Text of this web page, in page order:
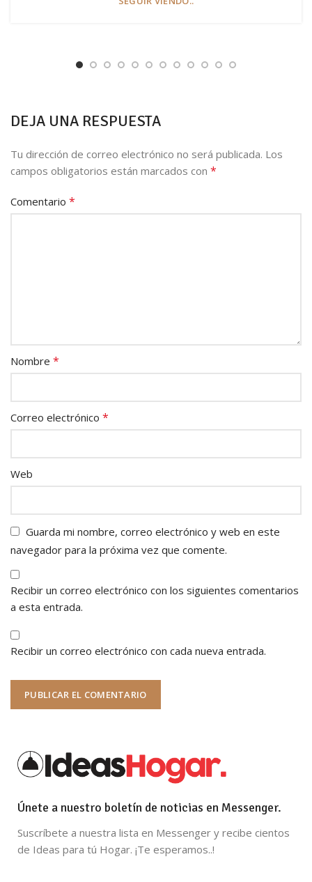
DEJA UNA RESPUESTA
Tu dirección de correo electrónico no será publicada. Los
campos obligatorios están marcados con *
Comentario *
Nombre *
Correo electrónico *
Web
Guarda mi nombre, correo electrónico y web en este
navegador para la próxima vez que comente.
Recibir un correo electrónico con los siguientes comentarios
a esta entrada.
Recibir un correo electrónico con cada nueva entrada.
Únete a nuestro boletín de noticias en Messenger.
Suscríbete a nuestra lista en Messenger y recibe cientos
de Ideas para tú Hogar. ¡Te esperamos..!